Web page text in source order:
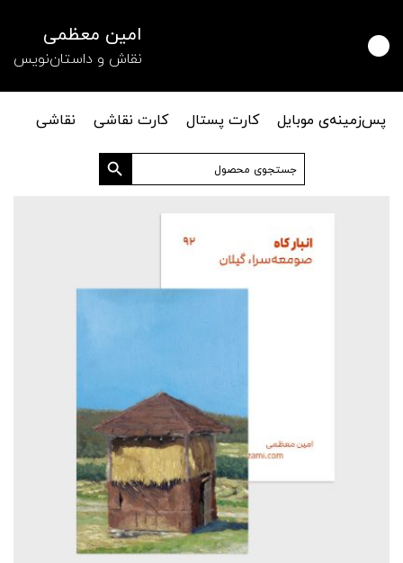
امین معظمی
نقاش و داستان‌نویس
پس‌زمینه‌ی موبایل کارت پستال کارت نقاشی
نقاشی
جستجو
برای:
دکمه جستجو